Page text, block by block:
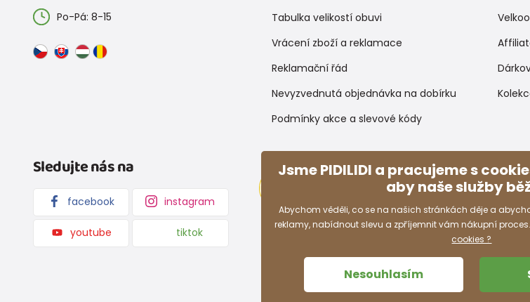
Po-Pá: 8-15
Tabulka velikostí obuvi
Vrácení zboží a reklamace
Reklamační řád
Nevyzvednutá objednávka na dobírku
Podmínky akce a slevové kódy
Sledujte nás na
facebook instagram
youtube tiktok
Jsme PIDILIDI a pracujeme s
aby naše služby
Abychom věděli, co se na našich stránkách děje a
reklamy, nabídnout slevu a zpříjemnit vám nákupní
cookies ?
Nesouhlasím